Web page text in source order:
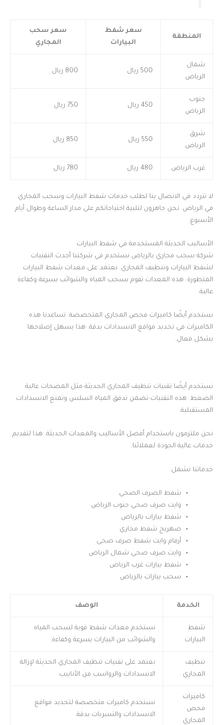
المنطقة
سعر شفط
البيارات
سعر سحب
المجاري
شمال
الرياض
500 ريال 800 ريال
جنوب
الرياض
450 ريال 750 ريال
شرق
الرياض
550 ريال 850 ريال
غرب الرياض 480 ريال 780 ريال
لا تتردد في الاتصال بنا لطلب خدمات شفط البيارات وسحب المجاري
في الرياض. نحن جاهزون لتلبية احتياجاتكم على مدار الساعة وطوال أيام
الأسبوع.
الأساليب الحديثة المستخدمة في شفط البيارات
شركة سحب مجاري بالرياض نستخدم في شركتنا أحدث التقنيات
لشفط البيارات وتنظيف المجاري. نعتمد على معدات شفط البيارات
المتطورة. هذه المعدات تقوم بسحب المياه والشوائب بسرعة وكفاءة
عالية.
نستخدم أيضًا كاميرات فحص المجاري المتخصصة. تساعدنا هذه
الكاميرات في تحديد مواقع الانسدادات بدقة. هذا يسهل إصلاحها
بشكل فعال.
نستخدم أيضًا تقنيات تنظيف المجاري الحديثة مثل المضخات عالية
الضغط. هذه التقنيات تضمن تدفق المياه السلس وتمنع الانسدادات
المستقبلية.
نحن ملتزمون باستخدام أفضل الأساليب والمعدات الحديثة. هذا لتقديم
خدمات عالية الجودة لعملائنا.
خدماتنا تشمل:
شفط الصرف الصحي
وايت صرف صحي جنوب الرياض
شفط بيارات بالرياض
صهريج شفط مجاري
أرقام وايت شفط صرف صحي
وايت صرف صحي شمال الرياض
شفط بيارات غرب الرياض
سحب بيارات بالرياض
الخدمة الوصف
شفط
البيارات
نستخدم معدات شفط قوية لسحب المياه
والشوائب من البيارات بسرعة وكفاءة.
تنظيف
المجاري
نعتمد على تقنيات تنظيف المجاري الحديثة لإزالة
الانسدادات والرواسب من الأنابيب.
كاميرات
فحص
المجاري
نستخدم كاميرات متخصصة لتحديد مواقع
الانسدادات والتسربات بدقة.